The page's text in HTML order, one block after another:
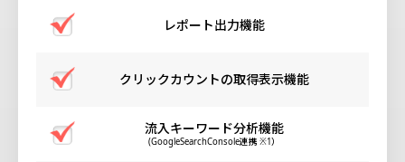
レポート出力機能
クリックカウントの取得表示機能
流入キーワード分析機能
(GoogleSearchConsole連携 ※1）